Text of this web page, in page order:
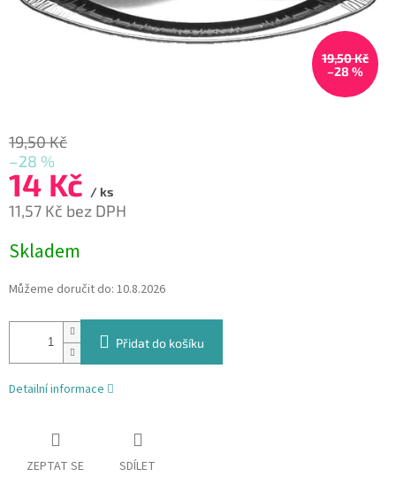
19,50 Kč
–28 %
19,50 Kč
–28 %
14 Kč / ks
11,57 Kč bez DPH
cena:
Skladem
Můžeme doručit do: 10.8.2026
Přidat do košíku
Detailní informace
ZEPTAT SE SDÍLET